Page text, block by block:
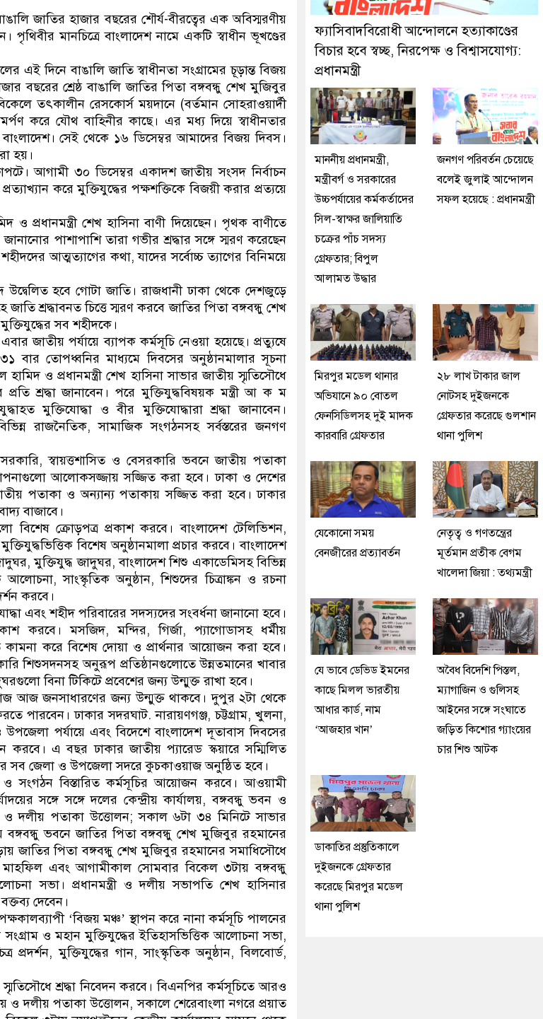
ডাকাতির প্রস্তুতিকালে দুইজনকে গ্রেফতার করেছে মিরপুর মডেল থানা পুলিশ
জাতির হাজার বছরের শৌর্য-বীরত্বের এক অবিস্মরণীয়
মানচিত্রে বাংলাদেশ নামে একটি স্বাধীন ভূখণ্ডের
এই দিনে বাঙালি জাতি স্বাধীনতা সংগ্রামের চূড়ান্ত বিজয়
বছরের শ্রেষ্ঠ বাঙালি জাতির পিতা বঙ্গবন্ধু শেখ মুজিবুর
তৎকালীন রেসকোর্স ময়দানে (বর্তমান সোহরাওয়ার্দী
করে যৌথ বাহিনীর কাছে। এর মধ্য দিয়ে স্বাধীনতার
বাংলাদেশ। সেই থেকে ১৬ ডিসেম্বর আমাদের বিজয় দিবস।
হয়।
আগামী ৩০ ডিসেম্বর একাদশ জাতীয় সংসদ নির্বাচন
করে মুক্তিযুদ্ধের পক্ষশক্তিকে বিজয়ী করার প্রত্যয়ে
প্রধানমন্ত্রী শেখ হাসিনা বাণী দিয়েছেন। পৃথক বাণীতে
পাশাপাশি তারা গভীর শ্রদ্ধার সঙ্গে স্মরণ করেছেন
আত্মত্যাগের কথা, যাদের সর্বোচ্চ ত্যাগের বিনিময়ে
হবে গোটা জাতি। রাজধানী ঢাকা থেকে দেশজুড়ে
শ্রদ্ধাবনত চিত্তে স্মরণ করবে জাতির পিতা বঙ্গবন্ধু শেখ
সব শহীদকে।
জাতীয় পর্যায়ে ব্যাপক কর্মসূচি নেওয়া হয়েছে। প্রত্যুষে
বার তোপধ্বনির মাধ্যমে দিবসের অনুষ্ঠানমালার সূচনা
ও প্রধানমন্ত্রী শেখ হাসিনা সাভার জাতীয় স্মৃতিসৌধে
শ্রদ্ধা জানাবেন। পরে মুক্তিযুদ্ধবিষয়ক মন্ত্রী আ ক ম
মুক্তিযোদ্ধা ও বীর মুক্তিযোদ্ধারা শ্রদ্ধা জানাবেন।
রাজনৈতিক, সামাজিক সংগঠনসহ সর্বস্তরের জনগণ
স্বায়ত্তশাসিত ও বেসরকারি ভবনে জাতীয় পতাকা
আলোকসজ্জায় সজ্জিত করা হবে। ঢাকা ও দেশের
পতাকা ও অন্যান্য পতাকায় সজ্জিত করা হবে। ঢাকার
বাজাবে।
বিশেষ ক্রোড়পত্র প্রকাশ করবে। বাংলাদেশ টেলিভিশন,
বিশেষ অনুষ্ঠানমালা প্রচার করবে। বাংলাদেশ
মুক্তিযুদ্ধ জাদুঘর, বাংলাদেশ শিশু একাডেমিসহ বিভিন্ন
সাংস্কৃতিক অনুষ্ঠান, শিশুদের চিত্রাঙ্কন ও রচনা
করবে।
এবং শহীদ পরিবারের সদস্যদের সংবর্ধনা জানানো হবে।
করবে। মসজিদ, মন্দির, গির্জা, প্যাগোডাসহ ধর্মীয়
কামনা করে বিশেষ দোয়া ও প্রার্থনার আয়োজন করা হবে।
শিশুসদনসহ অনুরূপ প্রতিষ্ঠানগুলোতে উন্নতমানের খাবার
বিনা টিকিটে প্রবেশের জন্য উন্মুক্ত রাখা হবে।
আজ জনসাধারণের জন্য উন্মুক্ত থাকবে। দুপুর ২টা থেকে
পারবেন। ঢাকার সদরঘাট. নারায়ণগঞ্জ, চট্টগ্রাম, খুলনা,
পর্যায়ে এবং বিদেশে বাংলাদেশ দূতাবাস দিবসের
এ বছর ঢাকার জাতীয় প্যারেড স্কয়ারে সম্মিলিত
সব জেলা ও উপজেলা সদরে কুচকাওয়াজ অনুষ্ঠিত হবে।
ও সংগঠন বিস্তারিত কর্মসূচির আয়োজন করবে। আওয়ামী
সঙ্গে সঙ্গে দলের কেন্দ্রীয় কার্যালয়, বঙ্গবন্ধু ভবন ও
ও দলীয় পতাকা উত্তোলন; সকাল ৬টা ৩৪ মিনিটে সাভার
বঙ্গবন্ধু ভবনে জাতির পিতা বঙ্গবন্ধু শেখ মুজিবুর রহমানের
জাতির পিতা বঙ্গবন্ধু শেখ মুজিবুর রহমানের সমাধিসৌধে
এবং আগামীকাল সোমবার বিকেল ৩টায় বঙ্গবন্ধু
সভা। প্রধানমন্ত্রী ও দলীয় সভাপতি শেখ হাসিনার
দেবেন।
‘বিজয় মঞ্চ’ স্থাপন করে নানা কর্মসূচি পালনের
সংগ্রাম ও মহান মুক্তিযুদ্ধের ইতিহাসভিত্তিক আলোচনা সভা,
প্রদর্শন, মুক্তিযুদ্ধের গান, সাংস্কৃতিক অনুষ্ঠান, বিলবোর্ড,
শ্রদ্ধা নিবেদন করবে। বিএনপির কর্মসূচিতে আরও
ও দলীয় পতাকা উত্তোলন, সকালে শেরেবাংলা নগরে প্রয়াত
ফ্যাসিবাদবিরোধী আন্দোলনে হত্যাকাণ্ডের
বিচার হবে স্বচ্ছ, নিরপেক্ষ ও বিশ্বাসযোগ্য:
প্রধানমন্ত্রী
মাননীয় প্রধানমন্ত্রী,
মন্ত্রীবর্গ ও সরকারের
উচ্চপর্যায়ের কর্মকর্তাদের
সিল-স্বাক্ষর জালিয়াতি
চক্রের পাঁচ সদস্য
গ্রেফতার; বিপুল
আলামত উদ্ধার
জনগণ পরিবর্তন চেয়েছে
বলেই জুলাই আন্দোলন
সফল হয়েছে : প্রধানমন্ত্রী
মিরপুর মডেল থানার
অভিযানে ৯০ বোতল
ফেনসিডিলসহ দুই মাদক
কারবারি গ্রেফতার
২৮ লাখ টাকার জাল
নোটসহ দুইজনকে
গ্রেফতার করেছে গুলশান
থানা পুলিশ
যেকোনো সময়
বেনজীরের প্রত্যাবর্তন
নেতৃত্ব ও গণতন্ত্রের
মূর্তমান প্রতীক বেগম
খালেদা জিয়া : তথ্যমন্ত্রী
যে ভাবে ডেভিড ইমনের
কাছে মিলল ভারতীয়
আধার কার্ড, নাম
‘আজহার খান’
অবৈধ বিদেশি পিস্তল,
ম্যাগাজিন ও গুলিসহ
আইনের সঙ্গে সংঘাতে
জড়িত কিশোর গ্যাংয়ের
চার শিশু আটক
ডাকাতির প্রস্তুতিকালে
দুইজনকে গ্রেফতার
করেছে মিরপুর মডেল
থানা পুলিশ